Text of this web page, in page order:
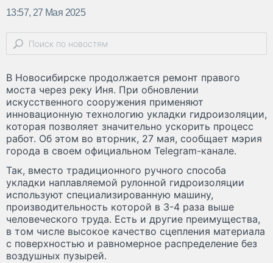
13:57, 27 Мая 2025
В Новосибирске продолжается ремонт правого
моста через реку Иня. При обновлении
искусственного сооружения применяют
инновационную технологию укладки гидроизоляции,
которая позволяет значительно ускорить процесс
работ. Об этом во вторник, 27 мая, сообщает мэрия
города в своем официальном Telegram-канале.
Так, вместо традиционного ручного способа
укладки наплавляемой рулонной гидроизоляции
используют специализированную машину,
производительность которой в 3-4 раза выше
человеческого труда. Есть и другие преимущества,
в том числе высокое качество сцепления материала
с поверхностью и равномерное распределение без
воздушных пузырей.